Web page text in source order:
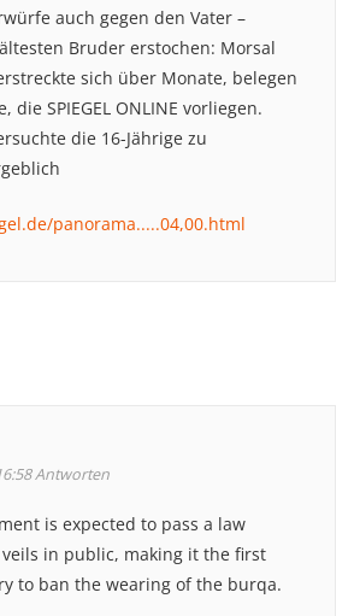
auch gegen den Vater –
Bruder erstochen: Morsal
sich über Monate, belegen
die SPIEGEL ONLINE vorliegen.
die 16-Jährige zu
panorama.....04,00.html
Antworten
is expected to pass a law
in public, making it the first
to ban the wearing of the burqa.